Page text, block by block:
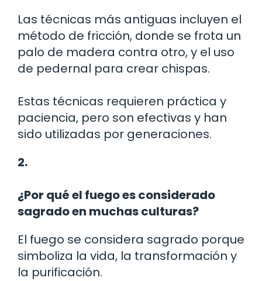
Las técnicas más antiguas incluyen el
método de fricción, donde se frota un
palo de madera contra otro, y el uso
de pedernal para crear chispas.
Estas técnicas requieren práctica y
paciencia, pero son efectivas y han
sido utilizadas por generaciones.
2.
¿Por qué el fuego es considerado
sagrado en muchas culturas?
El fuego se considera sagrado porque
simboliza la vida, la transformación y
la purificación.